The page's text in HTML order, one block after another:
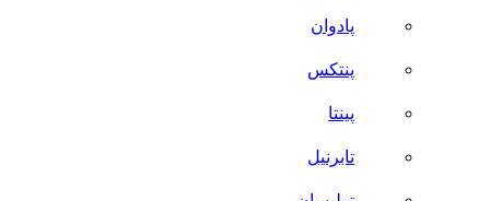
پادوان
پنتکس
پینتا
تابرنیل